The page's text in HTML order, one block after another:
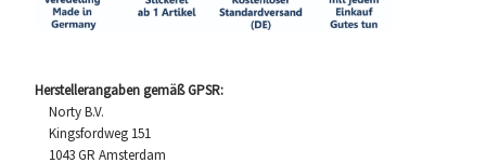
Herstellerangaben gemäß GPSR:
Norty B.V.
Kingsfordweg 151
1043 GR Amsterdam